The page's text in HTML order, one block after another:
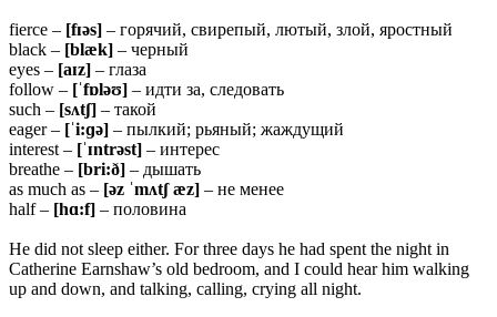
fierce – [fɪəs] – горячий, свирепый, лютый, злой, яростный
black – [blæk] – черный
eyes – [aɪz] – глаза
follow – [ˈfɒləʊ] – идти за, следовать
such – [sʌtʃ] – такой
eager – [ˈi:ɡə] – пылкий; рьяный; жаждущий
interest – [ˈɪntrəst] – интерес
breathe – [bri:ð] – дышать
as much as – [əz ˈmʌtʃ æz] – не менее
half – [hɑ:f] – половина
He did not sleep either. For three days he had spent the night in
Catherine Earnshaw’s old bedroom, and I could hear him walking
up and down, and talking, calling, crying all night.